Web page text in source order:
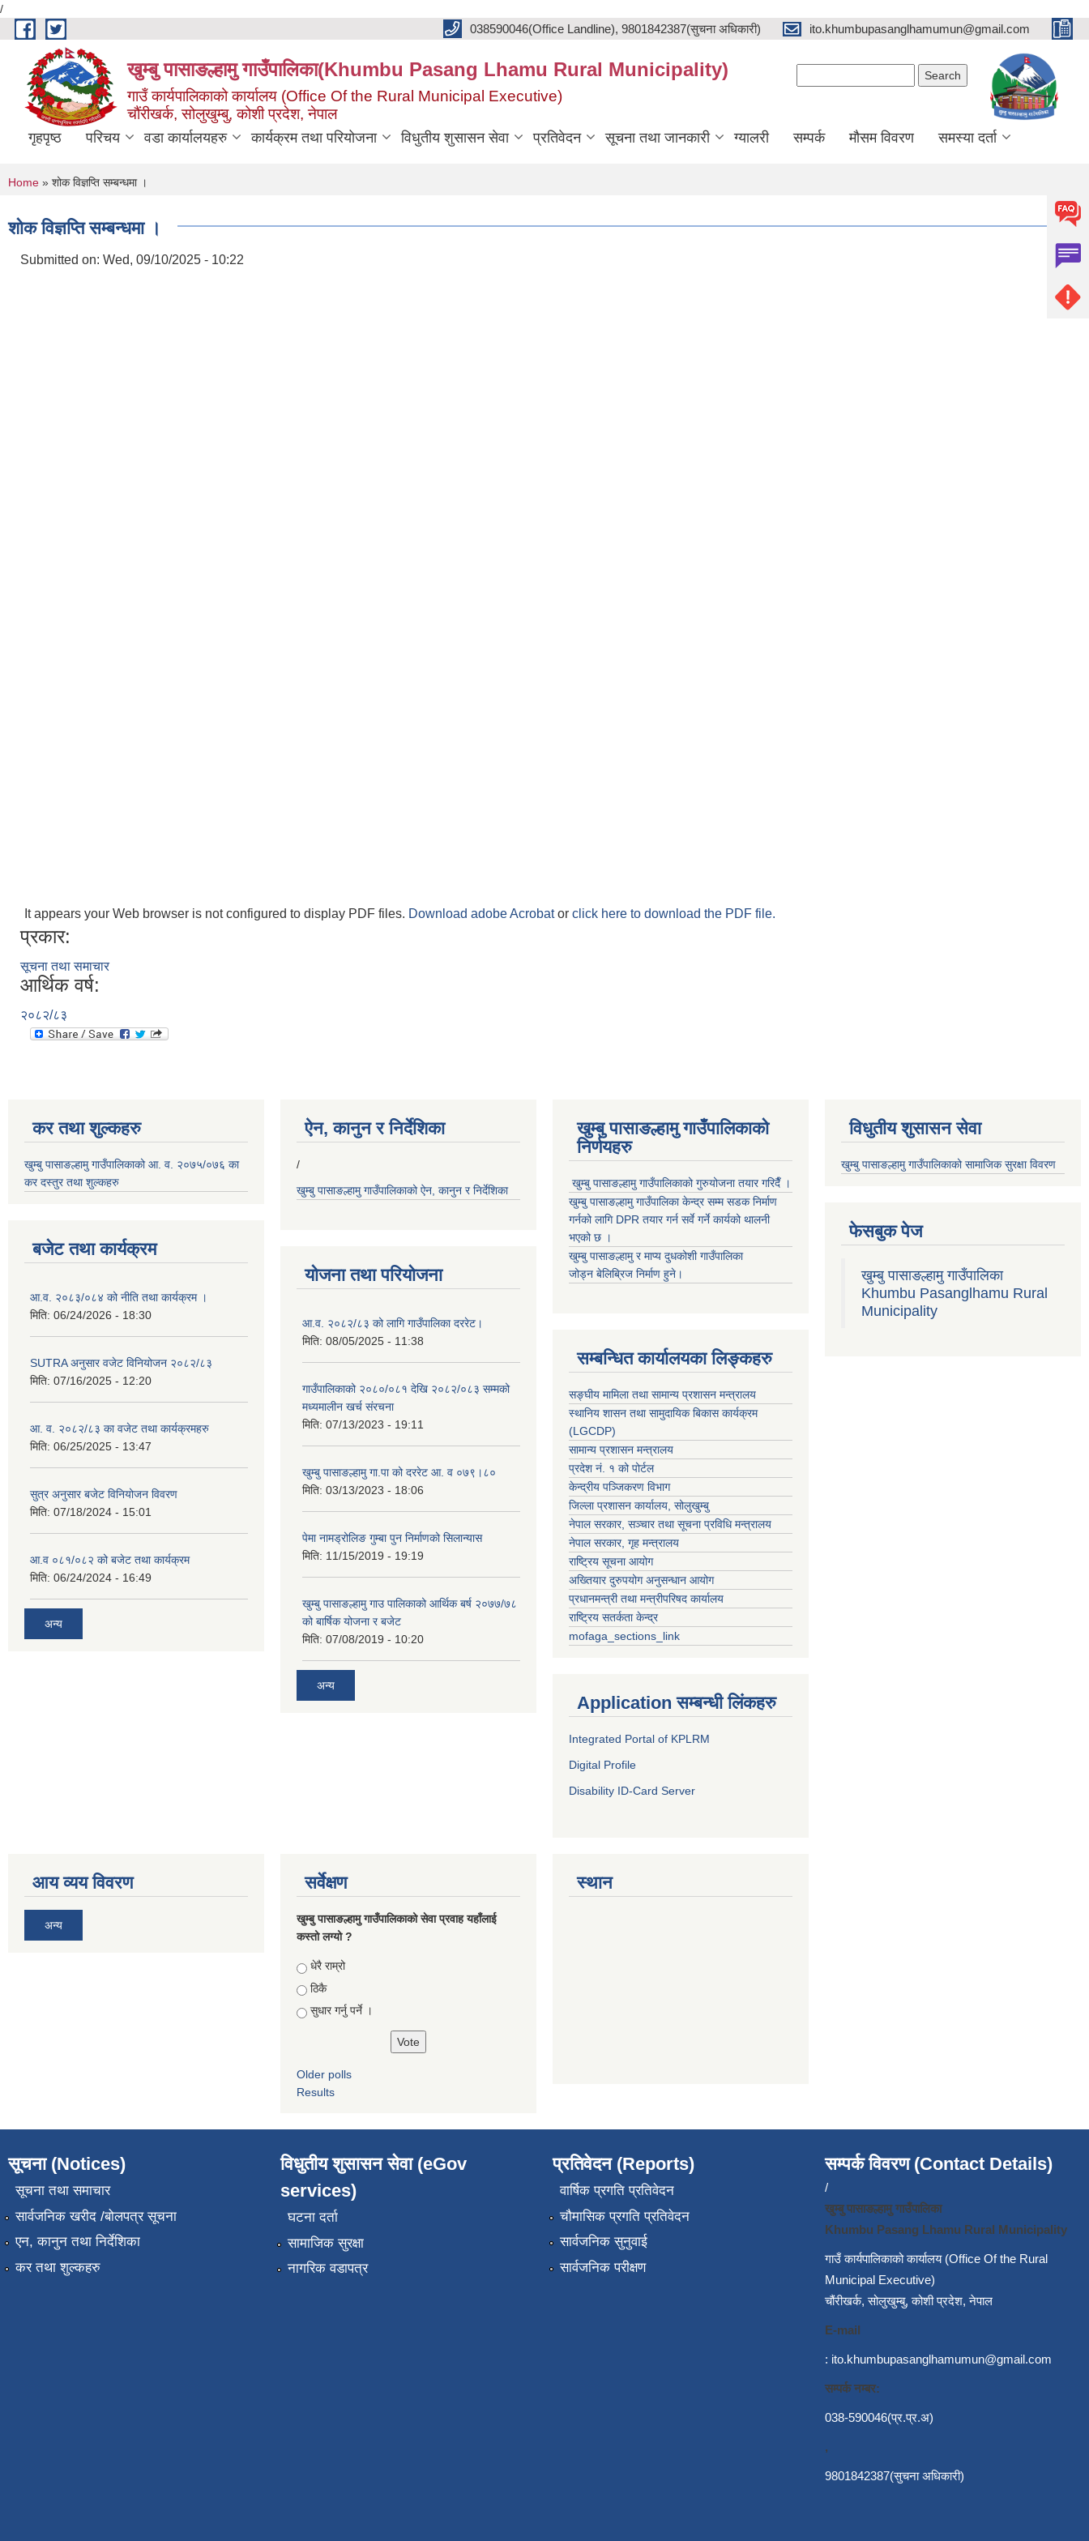
/
Skip to main content
038590046(Office Landline), 9801842387(सुचना अधिकारी) ito.khumbupasanglhamumun@gmail.com
खुम्बु पासाङल्हामु गाउँपालिका(Khumbu Pasang Lhamu Rural Municipality)
गाउँ कार्यपालिकाको कार्यालय (Office Of the Rural Municipal Executive)
चौंरीखर्क, सोलुखुम्बु, कोशी प्रदेश, नेपाल
गृहपृष्ठ परिचय वडा कार्यालयहरु कार्यक्रम तथा परियोजना विधुतीय शुसासन सेवा प्रतिवेदन सूचना तथा जानकारी ग्यालरी सम्पर्क मौसम विवरण समस्या दर्ता
You are here
Home » शोक विज्ञप्ति सम्बन्धमा ।
शोक विज्ञप्ति सम्बन्धमा ।
Submitted on: Wed, 09/10/2025 - 10:22
It appears your Web browser is not configured to display PDF files. Download adobe Acrobator click here to download the PDF file.
प्रकार:
सूचना तथा समाचार
आर्थिक वर्ष:
२०८२/८३
कर तथा शुल्कहरु
खुम्बु पासाङल्हामु गाउँपालिकाको आ. व. २०७५/०७६ का
कर दस्तुर तथा शुल्कहरु
बजेट तथा कार्यक्रम
आ.व. २०८३/०८४ को नीति तथा कार्यक्रम ।
मिति: 06/24/2026 - 18:30
SUTRA अनुसार वजेट विनियोजन २०८२/८३
मिति: 07/16/2025 - 12:20
आ. व. २०८२/८३ का वजेट तथा कार्यक्रमहरु
मिति: 06/25/2025 - 13:47
सुत्र अनुसार बजेट विनियोजन विवरण
मिति: 07/18/2024 - 15:01
आ.व ०८१/०८२ को बजेट तथा कार्यक्रम
मिति: 06/24/2024 - 16:49
अन्य
ऐन, कानुन र निर्देशिका
/
खुम्बु पासाङल्हामु गाउँपालिकाको ऐन, कानुन र निर्देशिका
योजना तथा परियोजना
आ.व. २०८२/८३ को लागि गाउँपालिका दररेट।
मिति: 08/05/2025 - 11:38
गाउँपालिकाको २०८०/०८१ देखि २०८२/०८३ सम्मको
मध्यमालीन खर्च संरचना
मिति: 07/13/2023 - 19:11
खुम्बु पासाङल्हामु गा.पा को दररेट आ. व ०७९।८०
मिति: 03/13/2023 - 18:06
पेमा नामड्रोलिङ गुम्बा पुन निर्माणको सिलान्यास
मिति: 11/15/2019 - 19:19
खुम्बु पासाङल्हामु गाउ पालिकाको आर्थिक बर्ष २०७७/७८
को बार्षिक योजना र बजेट
मिति: 07/08/2019 - 10:20
अन्य
खुम्बु पासाङल्हामु गाउँपालिकाको
निर्णयहरु
खुम्बु पासाङल्हामु गाउँपालिकाको गुरुयोजना तयार गरिदैँ ।
खुम्बु पासाङल्हामु गाउँपालिका केन्द्र सम्म सडक निर्माण
गर्नको लागि DPR तयार गर्न सर्वे गर्ने कार्यको थालनी
भएको छ ।
खुम्बु पासाङल्हामु र माप्य दुधकोशी गाउँपालिका
जोड्न बेलिब्रिज निर्माण हुने।
सम्बन्धित कार्यालयका लिङ्कहरु
सङ्घीय मामिला तथा सामान्य प्रशासन मन्त्रालय
स्थानिय शासन तथा सामुदायिक बिकास कार्यक्रम
(LGCDP)
सामान्य प्रशासन मन्त्रालय
प्रदेश नं. १ को पोर्टल
केन्द्रीय पञ्जिकरण विभाग
जिल्ला प्रशासन कार्यालय, सोलुखुम्बु
नेपाल सरकार, सञ्चार तथा सूचना प्रविधि मन्त्रालय
नेपाल सरकार, गृह मन्त्रालय
राष्ट्रिय सूचना आयोग
अख्तियार दुरुपयोग अनुसन्धान आयोग
प्रधानमन्त्री तथा मन्त्रीपरिषद कार्यालय
राष्ट्रिय सतर्कता केन्द्र
mofaga_sections_link
Application सम्बन्धी लिंकहरु
Integrated Portal of KPLRM
Digital Profile
Disability ID-Card Server
विधुतीय शुसासन सेवा
खुम्बु पासाङल्हामु गाउँपालिकाको सामाजिक सुरक्षा विवरण
फेसबुक पेज
खुम्बु पासाङल्हामु गाउँपालिका
Khumbu Pasanglhamu Rural
Municipality
आय व्यय विवरण
अन्य
सर्वेक्षण
खुम्बु पासाङल्हामु गाउँपालिकाको सेवा प्रवाह यहाँलाई
कस्तो लग्यो ?
Choices
धेरै राम्रो
ठिकै
सुधार गर्नु पर्ने ।
Older polls
Results
स्थान
सूचना (Notices)
सूचना तथा समाचार
सार्वजनिक खरीद /बोलपत्र सूचना
एन, कानुन तथा निर्देशिका
कर तथा शुल्कहरु
विधुतीय शुसासन सेवा (eGov
services)
घटना दर्ता
सामाजिक सुरक्षा
नागरिक वडापत्र
प्रतिवेदन (Reports)
वार्षिक प्रगति प्रतिवेदन
चौमासिक प्रगति प्रतिवेदन
सार्वजनिक सुनुवाई
सार्वजनिक परीक्षण
सम्पर्क विवरण (Contact Details)
/
खुम्बु पासाङल्हामु गाउँपालिका
Khumbu Pasang Lhamu Rural Municipality
गाउँ कार्यपालिकाको कार्यालय (Office Of the Rural
Municipal Executive)
चौंरीखर्क, सोलुखुम्बु, कोशी प्रदेश, नेपाल
E-mail
: ito.khumbupasanglhamumun@gmail.com
सम्पर्क नम्बर:
038-590046(प्र.प्र.अ)
,
9801842387(सुचना अधिकारी)